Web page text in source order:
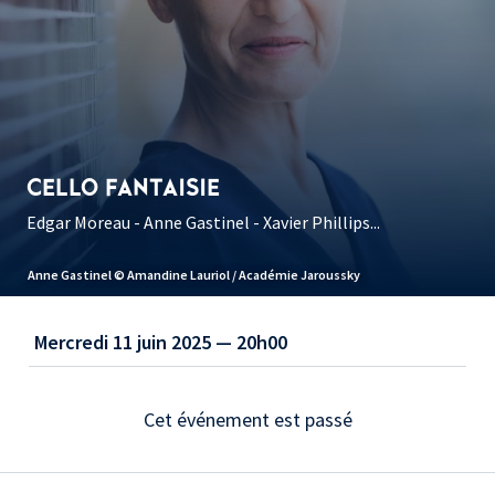
Anne Gastinel © Amandine Lauriol / Académie Jaroussky
CELLO FANTAISIE
Edgar Moreau - Anne Gastinel - Xavier Phillips...
Mercredi 11 juin 2025 — 20h00
Cet événement est passé